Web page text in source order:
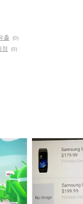
출 (0)
정 (0)